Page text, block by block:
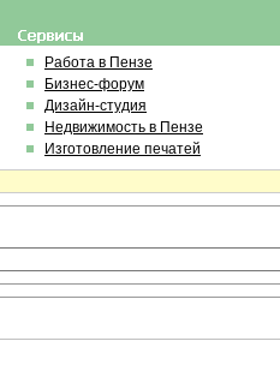
Работа в Пензе
Бизнес-форум
Дизайн-студия
Недвижимость в Пензе
Изготовление печатей